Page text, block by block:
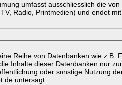
umfasst ausschliesslich die
Radio, Printmedien) und endet
Reihe von Datenbanken wie z.B.
Inhalte dieser Datenbanken nur
oder sonstige Nutzung
untersagt.